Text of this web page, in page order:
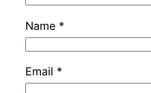
Name *
Email *